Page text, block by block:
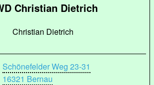
Christian Dietrich
Christian Dietrich
Schönefelder Weg 23-31
16321 Bernau